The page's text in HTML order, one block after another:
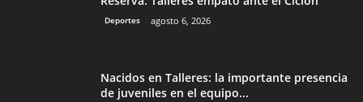
Deportes agosto 6, 2026
Nacidos en Talleres: la importante presencia
de juveniles en el equipo...